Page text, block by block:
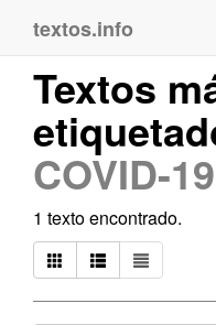
textos.info
Textos
COVID-19
1 texto encontrado.